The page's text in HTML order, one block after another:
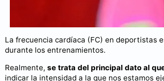
La frecuencia cardíaca (FC) en deportistas
durante los entrenamientos.
Realmente, se trata del principal dato al
indicar la intensidad a la que nos estamos